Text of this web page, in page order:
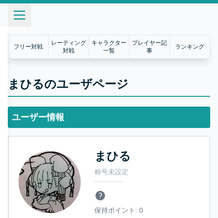
フリー対戦
レーティング
対戦
キャラクター
一覧
プレイヤー記
事
ランキング
まひるのユーザページ
ユーザー情報
まひる
称号未設定
保持ポイント: 0